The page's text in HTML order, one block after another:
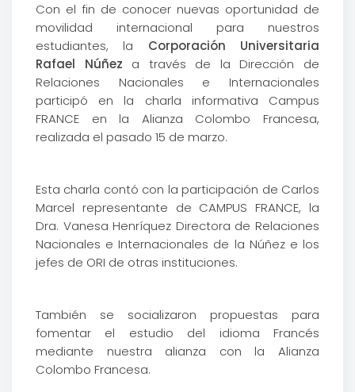
Con el fin de conocer nuevas oportunidad de
movilidad internacional para nuestros
estudiantes, la Corporación Universitaria
Rafael Núñez a través de la Dirección de
Relaciones Nacionales e Internacionales
participó en la charla informativa Campus
FRANCE en la Alianza Colombo Francesa,
realizada el pasado 15 de marzo.
Esta charla contó con la participación de Carlos
Marcel representante de CAMPUS FRANCE, la
Dra. Vanesa Henríquez Directora de Relaciones
Nacionales e Internacionales de la Núñez e los
jefes de ORI de otras instituciones.
También se socializaron propuestas para
fomentar el estudio del idioma Francés
mediante nuestra alianza con la Alianza
Colombo Francesa.